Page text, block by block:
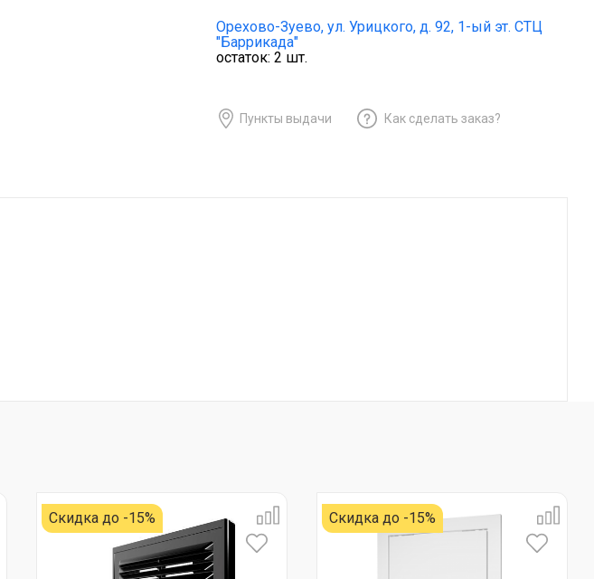
Орехово-Зуево, ул. Урицкого, д. 92, 1-ый эт. СТЦ
"Баррикада"
остаток: 2 шт.
Пункты выдачи Как сделать заказ?
Скидка до -15% Скидка до -15%